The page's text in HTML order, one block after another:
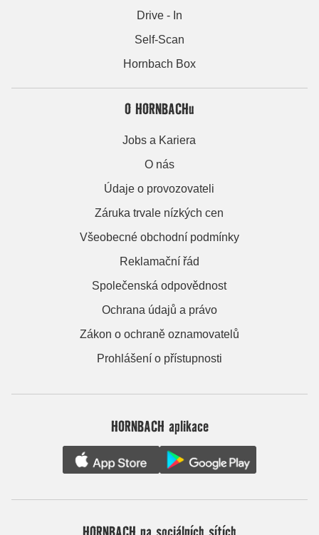
Drive - In
Self-Scan
Hornbach Box
O HORNBACHu
Jobs a Kariera
O nás
Údaje o provozovateli
Záruka trvale nízkých cen
Všeobecné obchodní podmínky
Reklamační řád
Společenská odpovědnost
Ochrana údajů a právo
Zákon o ochraně oznamovatelů
Prohlášení o přístupnosti
HORNBACH aplikace